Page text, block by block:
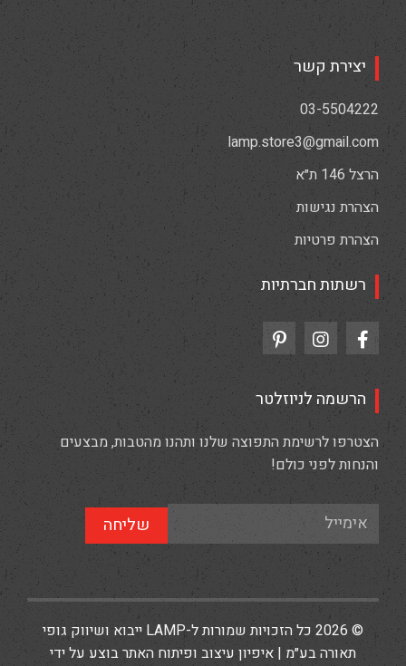
יצירת קשר
03-5504222
lamp.store3@gmail.com
הרצל 146 ת״א
הצהרת נגישות
הצהרת פרטיות
רשתות חברתיות
הרשמה לניוזלטר
הצטרפו לרשימת התפוצה שלנו ותהנו מהטבות, מבצעים
והנחות לפני כולם!
שליחה
© 2026 כל הזכויות שמורות ל-LAMP ייבוא ושיווק גופי
תאורה בע״מ | איפיון עיצוב ופיתוח האתר בוצע על ידי